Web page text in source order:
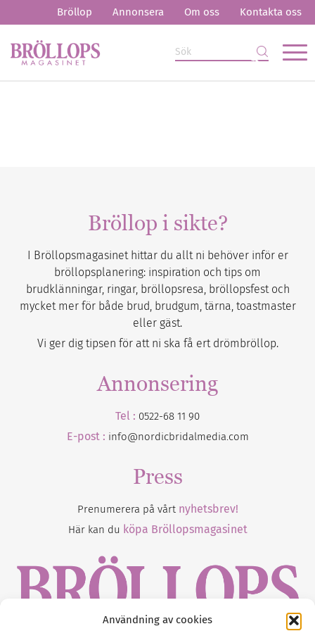
Användning av cookies
Bröllop Annonsera Om oss Kontakta oss
Bröllop i sikte?
I Bröllopsmagasinet hittar du allt ni behöver inför er
bröllopsplanering: inspiration och tips om
brudklänningar, ringar, bröllopsresa, bröllopsfest och
mycket mer för både brud, brudgum, tärna, toastmaster
eller gäst.
Vi ger dig tipsen för att ni ska få ert drömbröllop.
Annonsering
Tel : 0522-68 11 90
E-post : info@nordicbridalmedia.com
Press
Prenumerera på vårt nyhetsbrev!
Här kan du köpa Bröllopsmagasinet